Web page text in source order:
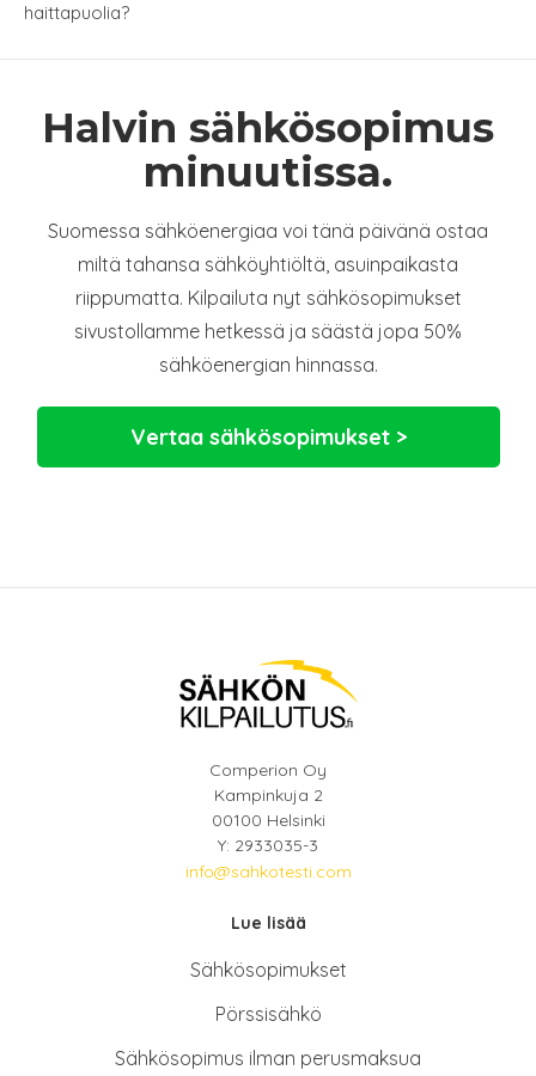
haittapuolia?
Halvin sähkösopimus
minuutissa.
Suomessa sähköenergiaa voi tänä päivänä ostaa
miltä tahansa sähköyhtiöltä, asuinpaikasta
riippumatta. Kilpailuta nyt sähkösopimukset
sivustollamme hetkessä ja säästä jopa 50%
sähköenergian hinnassa.
Vertaa sähkösopimukset >
Comperion Oy
Kampinkuja 2
00100 Helsinki
Y: 2933035-3
info@sahkotesti.com
Lue lisää
Sähkösopimukset
Pörssisähkö
Sähkösopimus ilman perusmaksua